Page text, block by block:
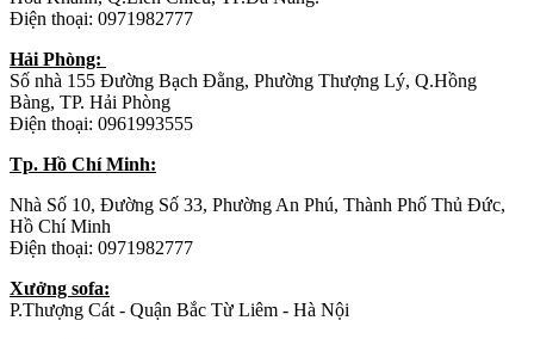
Điện thoại: 0971982777
Hải Phòng:
Số nhà 155 Đường Bạch Đằng, Phường Thượng Lý, Q.Hồng
Bàng, TP. Hải Phòng
Điện thoại: 0961993555
Tp. Hồ Chí Minh:
Nhà Số 10, Đường Số 33, Phường An Phú, Thành Phố Thủ Đức,
Hồ Chí Minh
Điện thoại: 0971982777
Xưởng sofa:
P.Thượng Cát - Quận Bắc Từ Liêm - Hà Nội